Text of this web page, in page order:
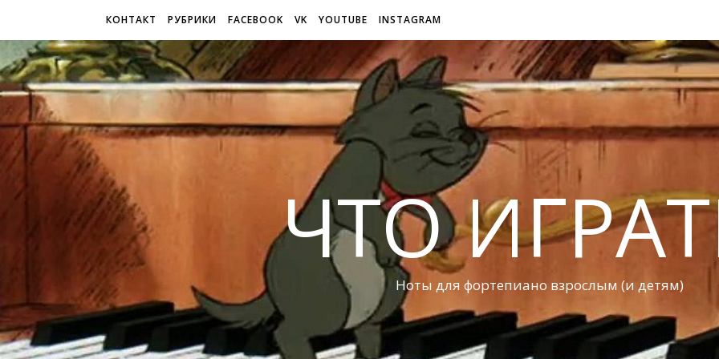
КОНТАКТ РУБРИКИ FACEBOOK VK YOUTUBE INSTAGRAM
ЧТО
Ноты для фортепиано взрослым (и детям)